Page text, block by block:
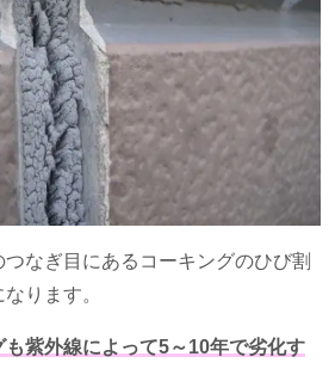
なぎ目にあるコーキングのひび割
ります。
も紫外線によって5～10年で劣化す